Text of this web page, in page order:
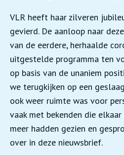
VLR heeft haar zilveren
gevierd. De aanloop naar
van de eerdere, herhaalde
uitgestelde programma ten
op basis van de unaniem
we terugkijken op een
ook weer ruimte was voor
vaak met bekenden die
meer hadden gezien en
over in deze nieuwsbrief.